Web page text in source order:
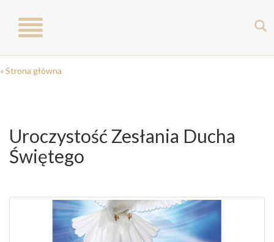
Toggle
navigation
« Strona główna
Uroczystość Zesłania Ducha
Świętego